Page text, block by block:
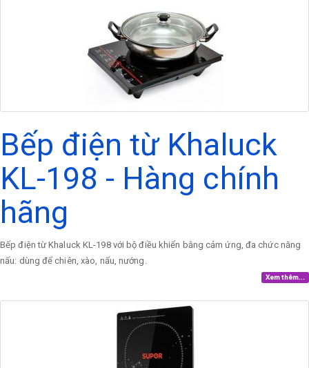
Bếp điện từ Khaluck
KL-198 - Hàng chính
hãng
Bếp điện từ Khaluck KL-198 với bộ điều khiển bằng cảm ứng, đa chức năng
nấu: dùng để chiên, xào, nấu, nướng.
Xem thêm...